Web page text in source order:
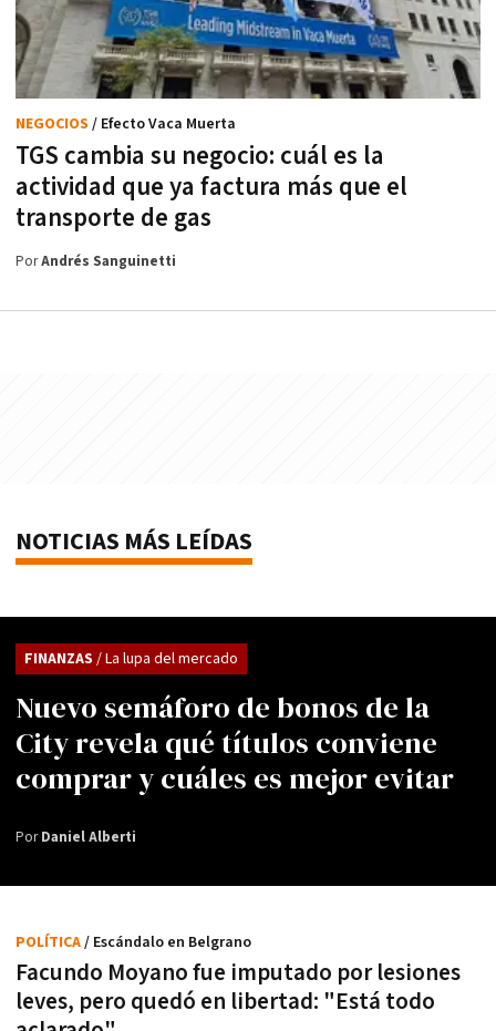
TGS cambia su negocio: cuál es la
actividad que ya factura más que el
transporte de gas
NEGOCIOS / Efecto Vaca Muerta
PorAndrés Sanguinetti
NOTICIAS MÁS LEÍDAS
Nuevo semáforo de bonos de la
City revela qué títulos conviene
comprar y cuáles es mejor evitar
FINANZAS / La lupa del mercado
PorDaniel Alberti
Facundo Moyano fue imputado por lesiones
leves, pero quedó en libertad: "Está todo
POLÍTICA/ Escándalo en Belgrano